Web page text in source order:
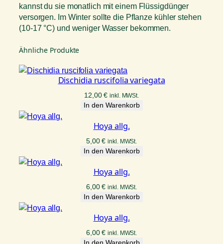
kannst du sie monatlich mit einem Flüssigdünger
versorgen. Im Winter sollte die Pflanze kühler stehen
(10-17 °C) und weniger Wasser bekommen.
Ähnliche Produkte
Dischidia ruscifolia variegata
12,00€ inkl. MWSt.
In den Warenkorb
Hoya allg.
5,00€ inkl. MWSt.
In den Warenkorb
Hoya allg.
6,00€ inkl. MWSt.
In den Warenkorb
Hoya allg.
6,00€ inkl. MWSt.